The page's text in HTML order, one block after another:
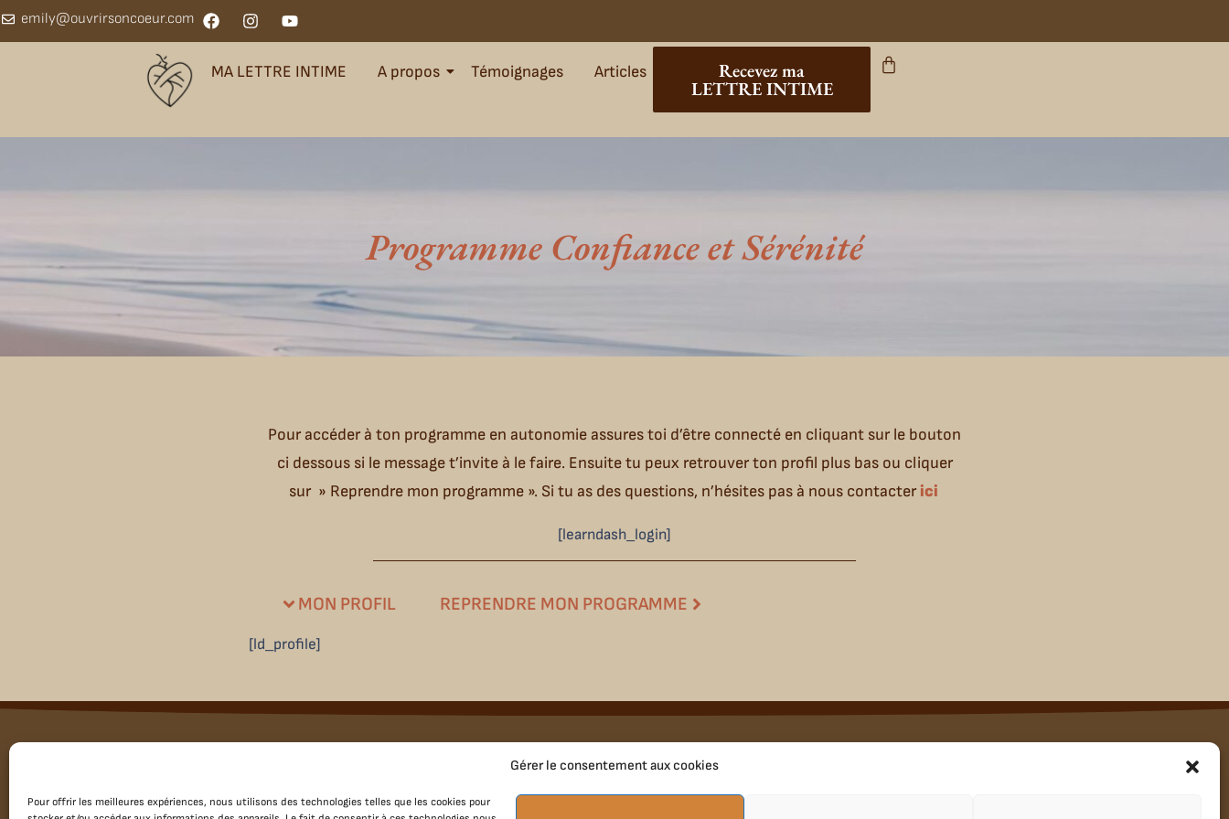
Gérer le consentement aux cookies
Pour offrir les meilleures expériences, nous utilisons des technologies telles que les cookies pour
emily@ouvrirsoncoeur.com
MA LETTRE INTIME A propos Témoignages Articles Recevez ma
LETTRE INTIME
Programme Confiance et Sérénité
Pour accéder à ton programme en autonomie assures toi d’être connecté en cliquant sur le bouton
ci dessous si le message t’invite à le faire. Ensuite tu peux retrouver ton profil plus bas ou cliquer
sur » Reprendre mon programme ». Si tu as des questions, n’hésites pas à nous contacter ici
[learndash_login]
MON PROFIL REPRENDRE MON PROGRAMME
[ld_profile]
Infos & Contact
A propos | Contact